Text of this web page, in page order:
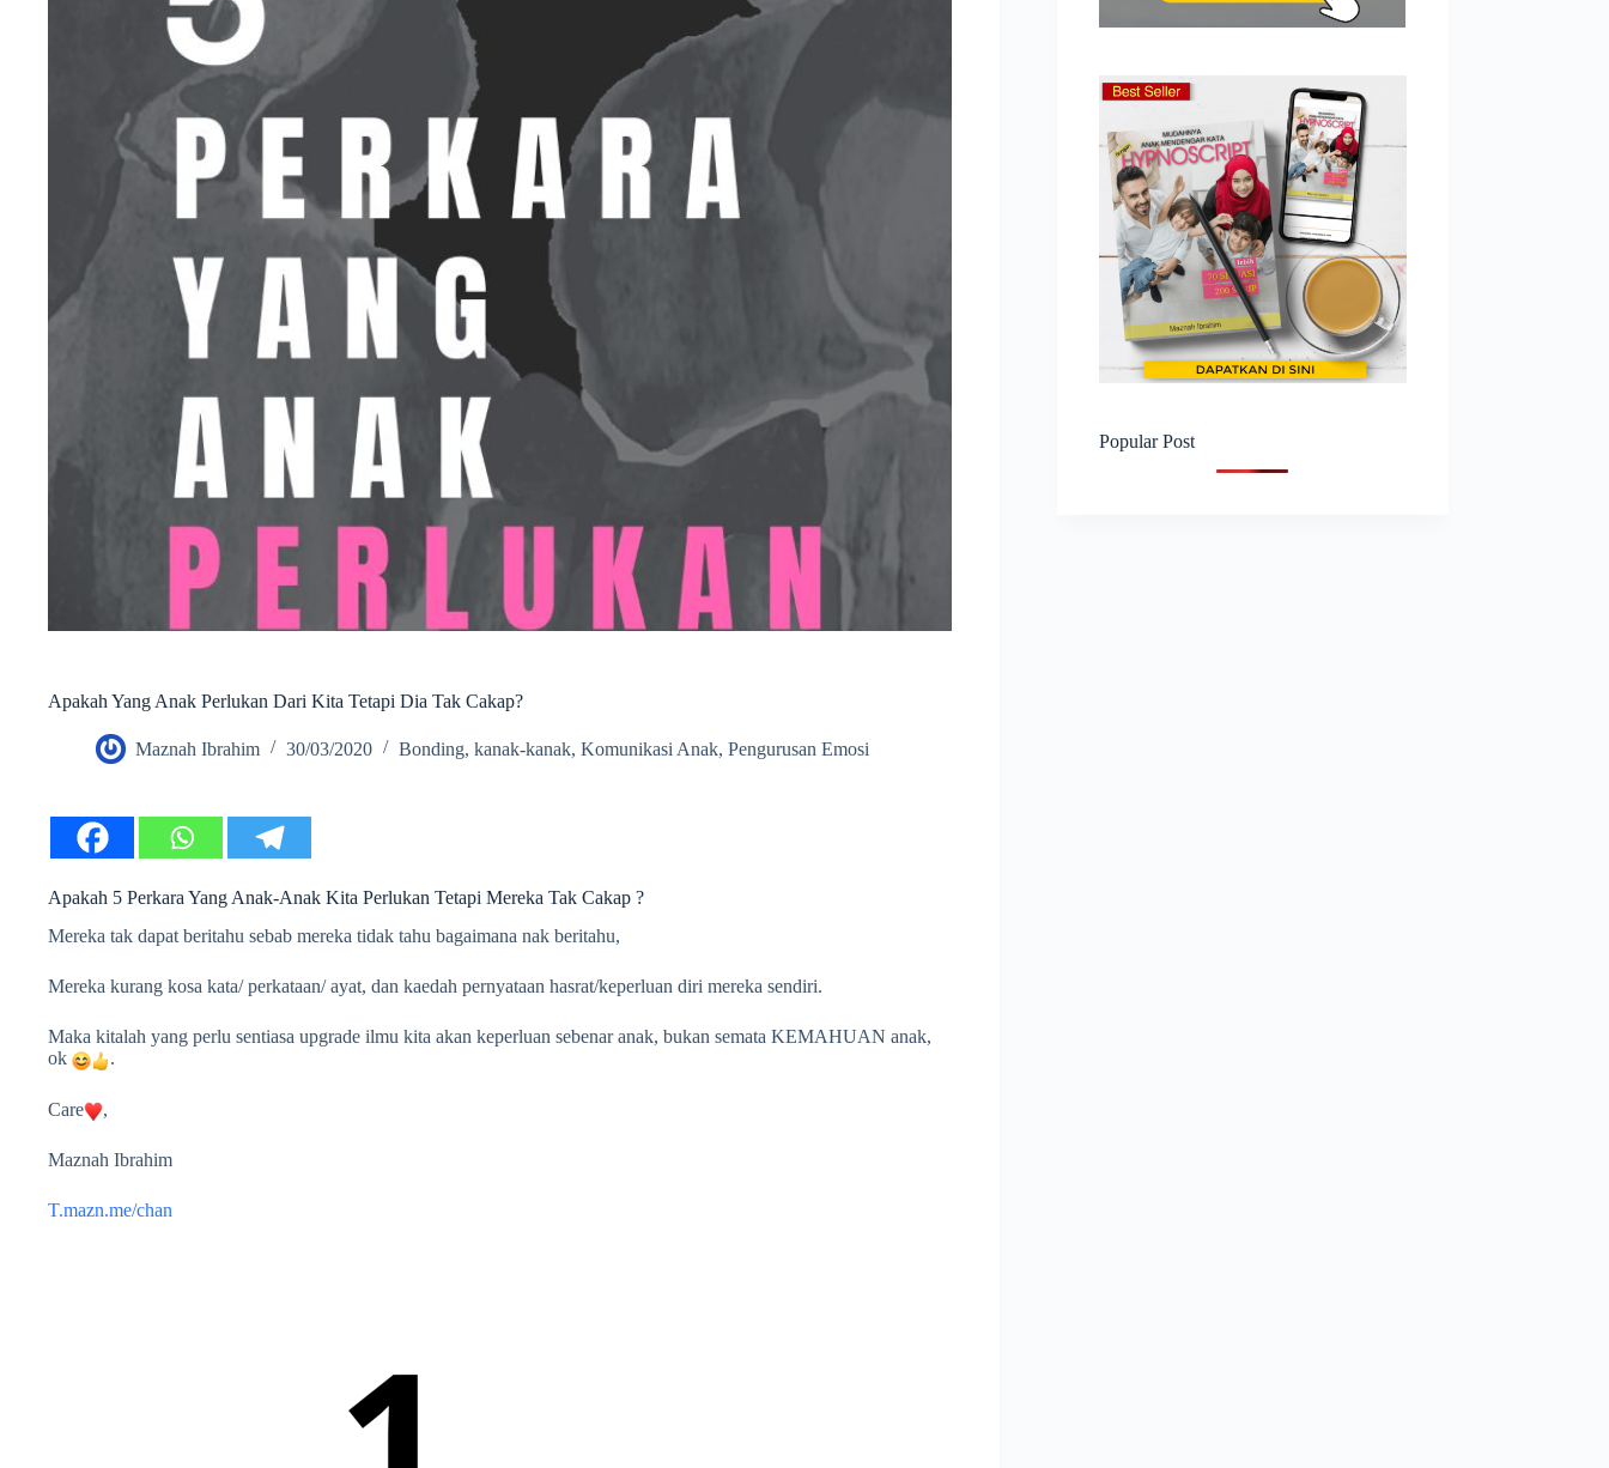
Apakah Yang Anak Perlukan Dari Kita Tetapi Dia Tak Cakap?
Maznah Ibrahim 30/03/2020 Bonding, kanak-kanak, Komunikasi Anak, Pengurusan Emosi
Apakah 5 Perkara Yang Anak-Anak Kita Perlukan Tetapi Mereka Tak Cakap ?
Mereka tak dapat beritahu sebab mereka tidak tahu bagaimana nak beritahu,
Mereka kurang kosa kata/ perkataan/ ayat, dan kaedah pernyataan hasrat/keperluan diri mereka sendiri.
Maka kitalah yang perlu sentiasa upgrade ilmu kita akan keperluan sebenar anak, bukan semata KEMAHUAN anak,
ok
.
Care ,
Maznah Ibrahim
T.mazn.me/chan
Popular Post